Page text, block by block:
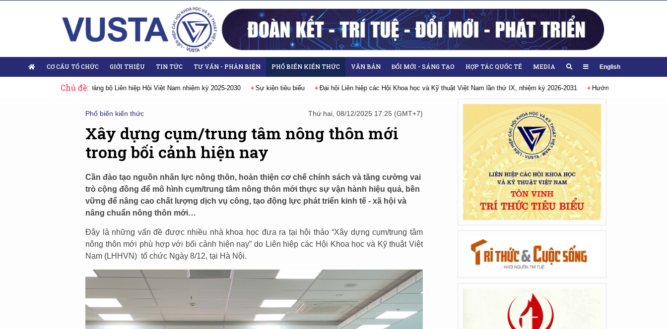
CƠ CẤU TỔ CHỨC GIỚI THIỆU TIN TỨC TƯ VẤN - PHẢN BIỆN PHỔ BIẾN KIẾN THỨC VĂN BẢN ĐỔI MỚI - SÁNG TẠO HỢP TÁC QUỐC TẾ MEDIA English
Chủ đề:
Nam nhiệm kỳ 2025-2030 Sự kiện tiêu biểu Đại hội Liên hiệp các Hội Khoa học và Kỹ thuật Việt Nam lần thứ IX, nhiệm kỳ 2026-2031 Hướng tới Đại hội lần thứ XIV của Đảng Chào mừng Đại hội đại biểu
Phổ biến kiến thức Thứ hai, 08/12/2025 17:25 (GMT+7)
Xây dựng cụm/trung tâm nông thôn mới
trong bối cảnh hiện nay
Cần đào tạo nguồn nhân lực nông thôn, hoàn thiện cơ chế chính sách và tăng cường vai
trò cộng đồng để mô hình cụm/trung tâm nông thôn mới thực sự vận hành hiệu quả, bền
vững để nâng cao chất lượng dịch vụ công, tạo động lực phát triển kinh tế - xã hội và
nâng chuẩn nông thôn mới…
Đây là những vấn đề được nhiều nhà khoa học đưa ra tại hội thảo “Xây dựng cụm/trung tâm
nông thôn mới phù hợp với bối cảnh hiện nay” do Liên hiệp các Hội Khoa học và Kỹ thuật Việt
Nam (LHHVN) tổ chức Ngày 8/12, tại Hà Nội.